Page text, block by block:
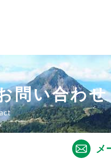
問い合わせ
メ